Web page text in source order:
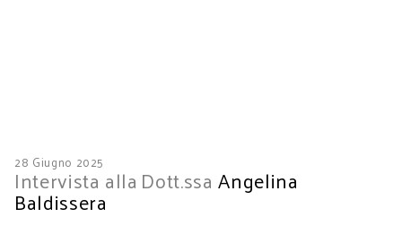
28 Giugno 2025
Intervista alla Dott.ssaAngelina
Baldissera